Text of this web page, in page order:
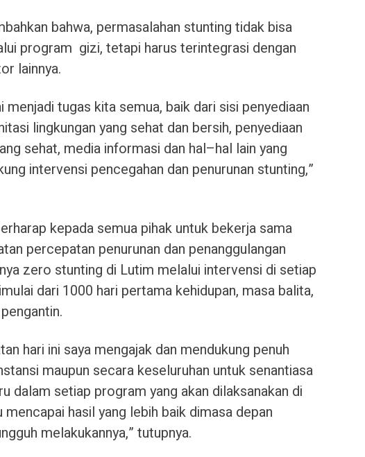
bahwa, permasalahan stunting tidak bisa
program gizi, tetapi harus terintegrasi dengan
lainnya.
menjadi tugas kita semua, baik dari sisi penyediaan
lingkungan yang sehat dan bersih, penyediaan
sehat, media informasi dan hal–hal lain yang
intervensi pencegahan dan penurunan stunting,”
kepada semua pihak untuk bekerja sama
percepatan penurunan dan penanggulangan
zero stunting di Lutim melalui intervensi di setiap
dari 1000 hari pertama kehidupan, masa balita,
hari ini saya mengajak dan mendukung penuh
maupun secara keseluruhan untuk senantiasa
dalam setiap program yang akan dilaksanakan di
hasil yang lebih baik dimasa depan
melakukannya,” tutupnya.